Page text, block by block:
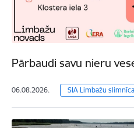
Pārbaudi savu nieru
06.08.2026. SIA Limbažu slimnīca